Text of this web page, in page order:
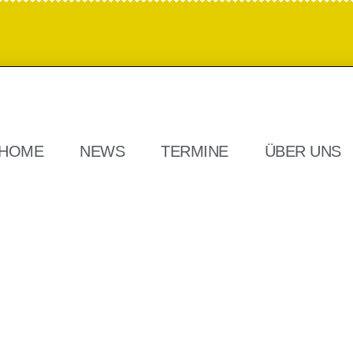
NEWS TERMINE ÜBER UNS